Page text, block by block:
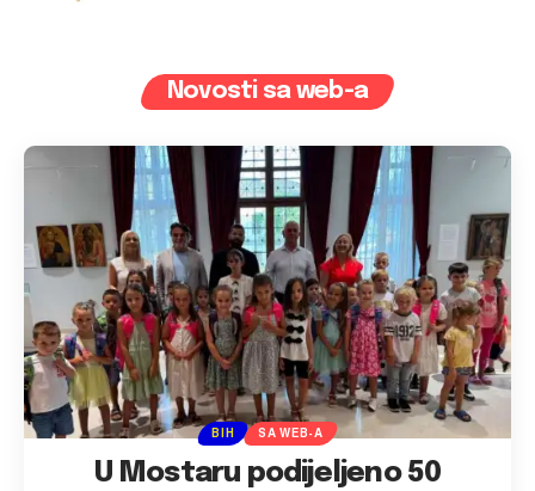
Novosti sa web-a
BIH SA WEB-A
U Mostaru podijeljeno 50